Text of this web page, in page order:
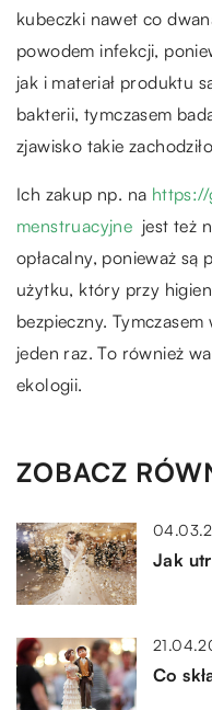
kubeczki nawet co
powodem infekcji,
jak i materiał produktu
bakterii, tymczasem
zjawisko takie
Ich zakup np. na
menstruacyjne jest też
opłacalny, ponieważ
użytku, który przy
bezpieczny. Tymczasem
jeden raz. To również
ekologii.
ZOBACZ
Jak
Co